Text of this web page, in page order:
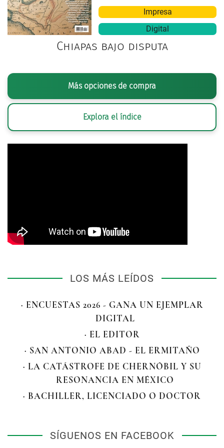
Impresa
Digital
Chiapas bajo disputa
Más opciones de compra
Explora el índice
LOS MÁS LEÍDOS
· ENCUESTAS 2026 - GANA UN EJEMPLAR
DIGITAL
· EL EDITOR
· SAN ANTONIO ABAD - EL ERMITAÑO
· LA CATÁSTROFE DE CHERNÓBIL Y SU
RESONANCIA EN MÉXICO
· BACHILLER, LICENCIADO O DOCTOR
SÍGUENOS EN FACEBOOK